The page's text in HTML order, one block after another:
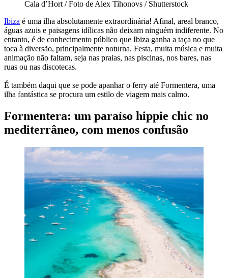
Cala d’Hort / Foto de Alex Tihonovs / Shutterstock
Ibiza é uma ilha absolutamente extraordinária! Afinal, areal branco,
águas azuis e paisagens idílicas não deixam ninguém indiferente. No
entanto, é de conhecimento público que Ibiza ganha a taça no que
toca à diversão, principalmente noturna. Festa, muita música e muita
animação não faltam, seja nas praias, nas piscinas, nos bares, nas
ruas ou nas discotecas.
É também daqui que se pode apanhar o ferry até Formentera, uma
ilha fantástica se procura um estilo de viagem mais calmo.
Formentera: um paraíso hippie chic no
mediterrâneo, com menos confusão